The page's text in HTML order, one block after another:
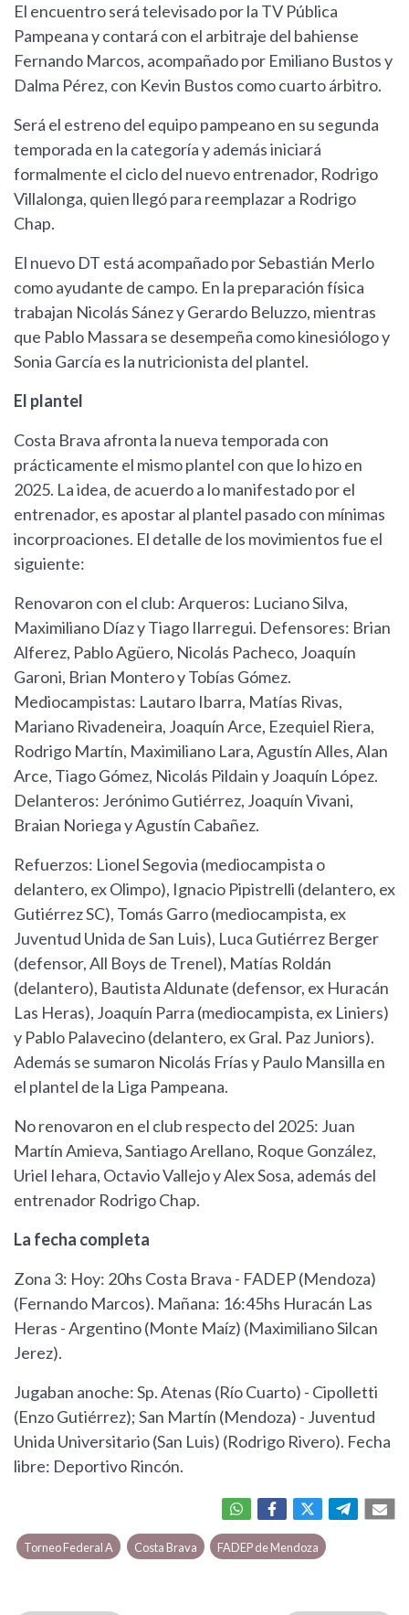
El encuentro será televisado por la TV Pública
Pampeana y contará con el arbitraje del bahiense
Fernando Marcos, acompañado por Emiliano Bustos y
Dalma Pérez, con Kevin Bustos como cuarto árbitro.
Será el estreno del equipo pampeano en su segunda
temporada en la categoría y además iniciará
formalmente el ciclo del nuevo entrenador, Rodrigo
Villalonga, quien llegó para reemplazar a Rodrigo
Chap.
El nuevo DT está acompañado por Sebastián Merlo
como ayudante de campo. En la preparación física
trabajan Nicolás Sánez y Gerardo Beluzzo, mientras
que Pablo Massara se desempeña como kinesiólogo y
Sonia García es la nutricionista del plantel.
El plantel
Costa Brava afronta la nueva temporada con
prácticamente el mismo plantel con que lo hizo en
2025. La idea, de acuerdo a lo manifestado por el
entrenador, es apostar al plantel pasado con mínimas
incorproaciones. El detalle de los movimientos fue el
siguiente:
Renovaron con el club: Arqueros: Luciano Silva,
Maximiliano Díaz y Tiago Ilarregui. Defensores: Brian
Alferez, Pablo Agüero, Nicolás Pacheco, Joaquín
Garoni, Brian Montero y Tobías Gómez.
Mediocampistas: Lautaro Ibarra, Matías Rivas,
Mariano Rivadeneira, Joaquín Arce, Ezequiel Riera,
Rodrigo Martín, Maximiliano Lara, Agustín Alles, Alan
Arce, Tiago Gómez, Nicolás Pildain y Joaquín López.
Delanteros: Jerónimo Gutiérrez, Joaquín Vivani,
Braian Noriega y Agustín Cabañez.
Refuerzos: Lionel Segovia (mediocampista o
delantero, ex Olimpo), Ignacio Pipistrelli (delantero, ex
Gutiérrez SC), Tomás Garro (mediocampista, ex
Juventud Unida de San Luis), Luca Gutiérrez Berger
(defensor, All Boys de Trenel), Matías Roldán
(delantero), Bautista Aldunate (defensor, ex Huracán
Las Heras), Joaquín Parra (mediocampista, ex Liniers)
y Pablo Palavecino (delantero, ex Gral. Paz Juniors).
Además se sumaron Nicolás Frías y Paulo Mansilla en
el plantel de la Liga Pampeana.
No renovaron en el club respecto del 2025: Juan
Martín Amieva, Santiago Arellano, Roque González,
Uriel Iehara, Octavio Vallejo y Alex Sosa, además del
entrenador Rodrigo Chap.
La fecha completa
Zona 3: Hoy: 20hs Costa Brava - FADEP (Mendoza)
(Fernando Marcos). Mañana: 16:45hs Huracán Las
Heras - Argentino (Monte Maíz) (Maximiliano Silcan
Jerez).
Jugaban anoche: Sp. Atenas (Río Cuarto) - Cipolletti
(Enzo Gutiérrez); San Martín (Mendoza) - Juventud
Unida Universitario (San Luis) (Rodrigo Rivero). Fecha
libre: Deportivo Rincón.
Torneo Federal A Costa Brava FADEP de Mendoza